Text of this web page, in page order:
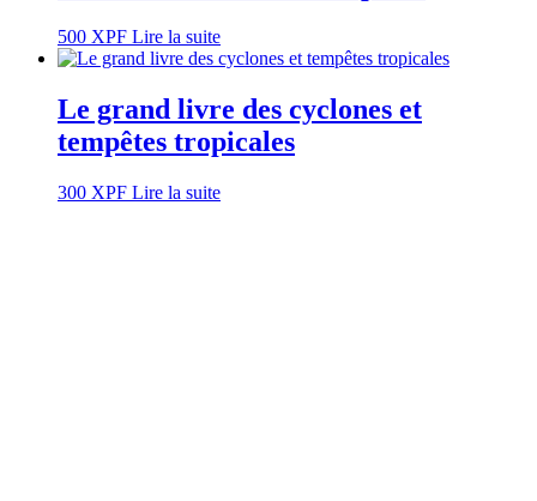
500 XPF Lire la suite
Le grand livre des cyclones et
tempêtes tropicales
300 XPF Lire la suite